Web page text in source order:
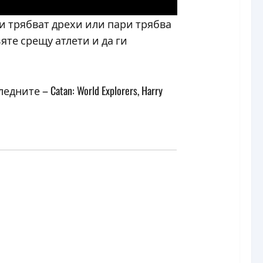
трябват дрехи или пари трябва
срещу атлети и да ги
– Catan: World Explorers, Harry